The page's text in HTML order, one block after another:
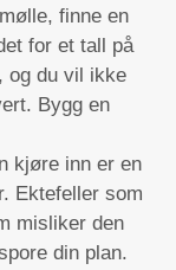
finne en
for et tall på
og du vil ikke
Bygg en
kjøre inn er en
Ektefeller som
misliker den
din plan.